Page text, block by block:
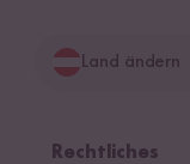
Land ändern
Rechtliches